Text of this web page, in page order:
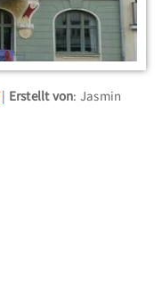
Erstellt von: Jasmin